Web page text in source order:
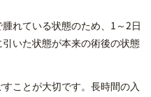
れている状態のため、1～2日
いた状態が本来の術後の状態
ことが大切です。長時間の入